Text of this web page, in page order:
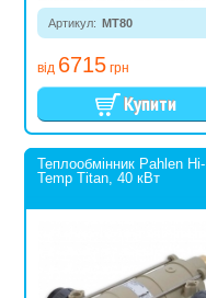
Артикул: MT80
від 6715 грн
72 кВт
Теплообмінник Pahlen Hi-
Temp Titan, 40 кВт